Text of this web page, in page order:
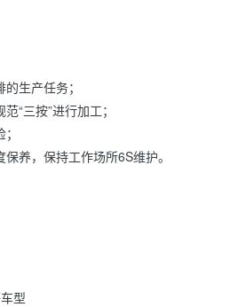
生产任务；
“三按”进行加工；
度保养，保持工作场所6S维护。
等车型